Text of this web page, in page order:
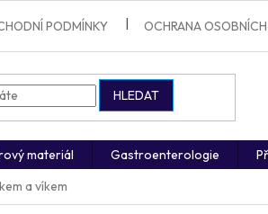
PODMÍNKY OCHRANA OSOBNÍCH
HLEDAT
materiál Gastroenterologie
a víkem